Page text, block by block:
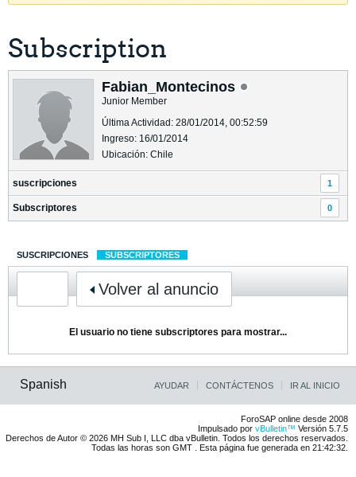
Subscription
Fabian_Montecinos
Junior Member
Última Actividad: 28/01/2014, 00:52:59
Ingreso: 16/01/2014
Ubicación: Chile
suscripciones 1
Subscriptores 0
SUSCRIPCIONES SUBSCRIPTORES
Volver al anuncio
El usuario no tiene subscriptores para mostrar...
Spanish AYUDAR CONTÁCTENOS IR AL INICIO
ForoSAP online desde 2008
Impulsado por vBulletin™ Versión 5.7.5
Derechos de Autor © 2026 MH Sub I, LLC dba vBulletin. Todos los derechos reservados.
Todas las horas son GMT . Esta página fue generada en 21:42:32.